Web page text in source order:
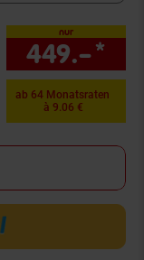
nur
449.–*
ab 64 Monatsraten
à 9.06 €